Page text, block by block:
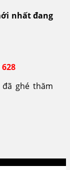
nhất đang
ghé thăm